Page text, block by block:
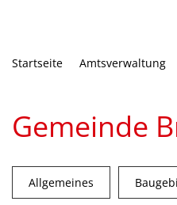
Startseite Amtsverwaltung
Gemeinde
Allgemeines